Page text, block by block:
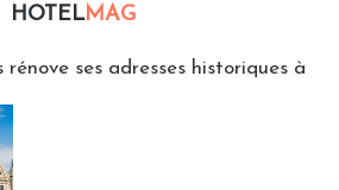
HOTELMAG
rénove ses adresses historiques à